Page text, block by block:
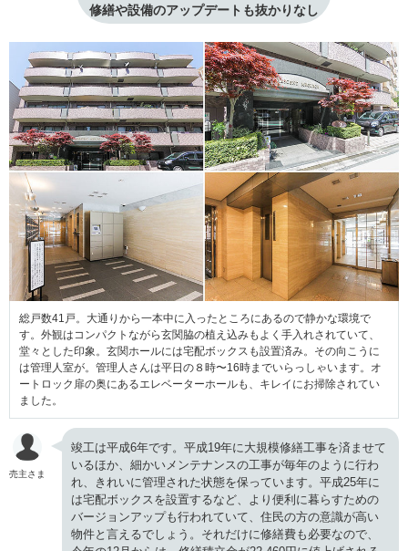
修繕や設備のアップデートも抜かりなし
総戸数41戸。大通りから一本中に入ったところにあるので静かな環境で
す。外観はコンパクトながら玄関脇の植え込みもよく手入れされていて、
堂々とした印象。玄関ホールには宅配ボックスも設置済み。その向こうに
は管理人室が。管理人さんは平日の８時〜16時までいらっしゃいます。オ
ートロック扉の奥にあるエレベーターホールも、キレイにお掃除されてい
ました。
売主さま
竣工は平成6年です。平成19年に大規模修繕工事を済ませて
いるほか、細かいメンテナンスの工事が毎年のように行わ
れ、きれいに管理された状態を保っています。平成25年に
は宅配ボックスを設置するなど、より便利に暮らすための
バージョンアップも行われていて、住民の方の意識が高い
物件と言えるでしょう。それだけに修繕費も必要なので、